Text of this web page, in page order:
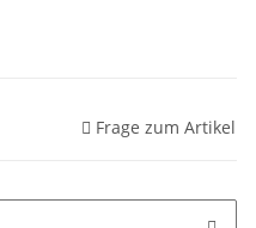
Frage zum Artikel